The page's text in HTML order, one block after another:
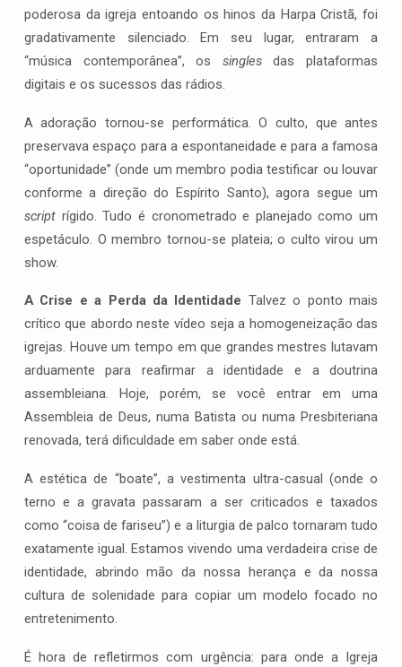
poderosa da igreja entoando os hinos da Harpa Cristã, foi
gradativamente silenciado. Em seu lugar, entraram a
“música contemporânea”, os singlesdas plataformas
digitais e os sucessos das rádios.
A adoração tornou-se performática. O culto, que antes
preservava espaço para a espontaneidade e para a famosa
“oportunidade” (onde um membro podia testificar ou louvar
conforme a direção do Espírito Santo), agora segue um
scriptrígido. Tudo é cronometrado e planejado como um
espetáculo. O membro tornou-se plateia; o culto virou um
show.
A Crise e a Perda da Identidade Talvez o ponto mais
crítico que abordo neste vídeo seja a homogeneização das
igrejas. Houve um tempo em que grandes mestres lutavam
arduamente para reafirmar a identidade e a doutrina
assembleiana. Hoje, porém, se você entrar em uma
Assembleia de Deus, numa Batista ou numa Presbiteriana
renovada, terá dificuldade em saber onde está.
A estética de “boate”, a vestimenta ultra-casual (onde o
terno e a gravata passaram a ser criticados e taxados
como “coisa de fariseu”) e a liturgia de palco tornaram tudo
exatamente igual. Estamos vivendo uma verdadeira crise de
identidade, abrindo mão da nossa herança e da nossa
cultura de solenidade para copiar um modelo focado no
entretenimento.
É hora de refletirmos com urgência: para onde a Igreja